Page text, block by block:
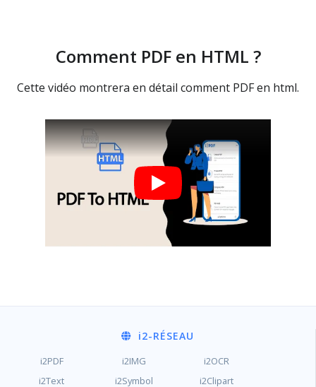
Comment PDF en HTML ?
Cette vidéo montrera en détail comment PDF en html.
i2-RÉSEAU
i2PDF i2IMG
i2OCR
i2Text
i2Symbol i2Clipart